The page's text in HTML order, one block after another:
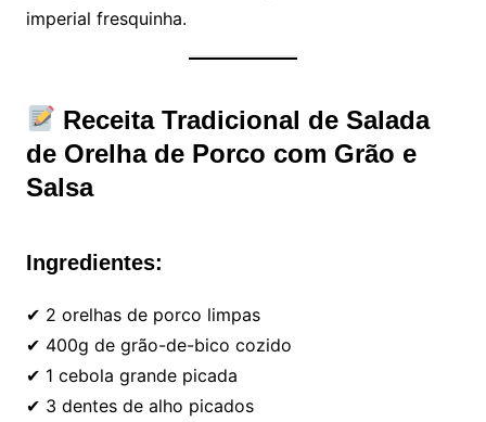
imperial fresquinha.
Receita Tradicional de Salada
de Orelha de Porco com Grão e
Salsa
Ingredientes:
✔ 2 orelhas de porco limpas
✔ 400g de grão-de-bico cozido
✔ 1 cebola grande picada
✔ 3 dentes de alho picados